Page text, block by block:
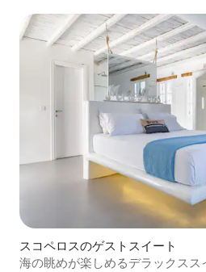
スコペロスのゲストスイート
海の眺めが楽しめるデラックスス